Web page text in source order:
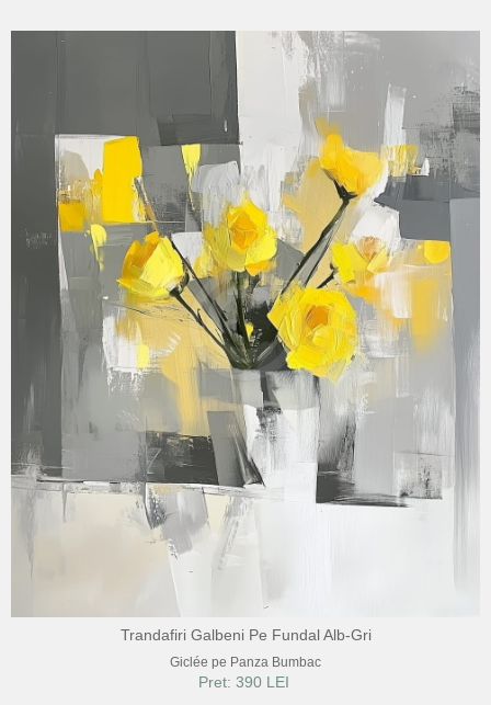
Trandafiri Galbeni Pe Fundal Alb-Gri
Giclée pe Panza Bumbac
Pret: 390 LEI